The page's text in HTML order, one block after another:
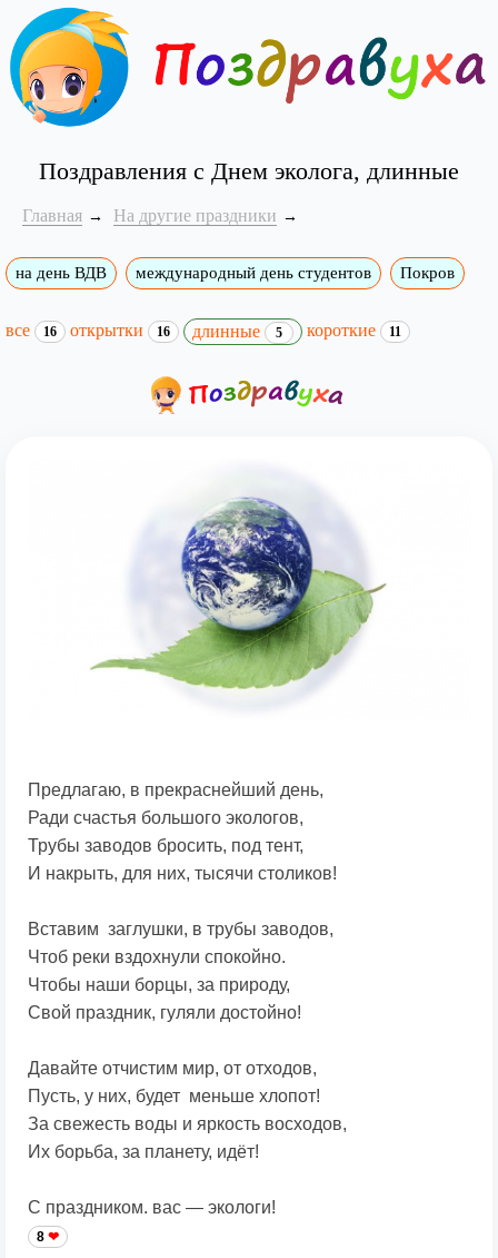
Поздравления с Днем эколога, длинные
Главная На другие праздники
на день ВДВ международный день студентов Покров
все 16 открытки 16 длинные 5 короткие 11
Предлагаю, в прекраснейший день,
Ради счастья большого экологов,
Трубы заводов бросить, под тент,
И накрыть, для них, тысячи столиков!
Вставим заглушки, в трубы заводов,
Чтоб реки вздохнули спокойно.
Чтобы наши борцы, за природу,
Свой праздник, гуляли достойно!
Давайте отчистим мир, от отходов,
Пусть, у них, будет меньше хлопот!
За свежесть воды и яркость восходов,
Их борьба, за планету, идёт!
С праздником. вас — экологи!
8